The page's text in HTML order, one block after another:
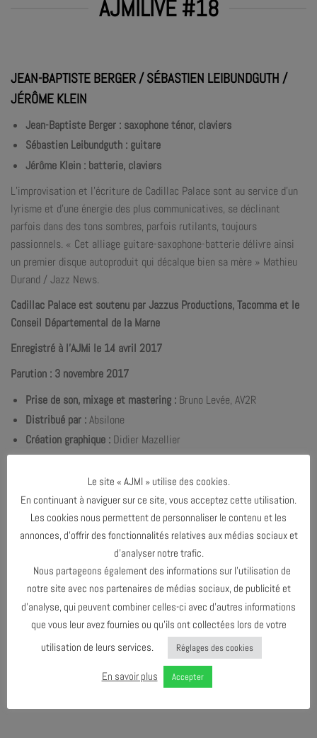
AJMILIVE #18
JEAN-BAPTISTE BERGER / SÉBASTIEN LEIBUNDGUTH /
JÉRÔME KLEIN
Jean-Baptiste Berger : saxophone ténor, claviers
Sébastien Leibundguth : guitare
Jérôme Klein : batterie, claviers
L’improvisation et l’écriture de Cadillac Palace sont au service d’un
lyrisme et d’une énergie des plus communicatives, se déclinant
parfois dans des tons sombres, parfois rutilants, toujours
passionnels. « Cet alliage guitare-saxophone-batterie délivre ainsi
un premier disque autoproduit qui décalque bien sa mère » Mathieu
Durand / Jazz News.
Cadillac Palace est soutenu par Jazzus Productions, Tacomma et le
Conseil Départemental de la Marne
Enregistré à l’AJMi le 14 avril 2017
Parution : 3 novembre 2017
Prise de son, mixage et mastering :Bruno Levée, AV2R
Distribué par :Absilone
Création graphique :Didier Mazellier
Le site « AJMI » utilise des cookies.
En continuant à naviguer sur ce site, vous acceptez cette utilisation.
Les cookies nous permettent de personnaliser le contenu et les
annonces, d’offrir des fonctionnalités relatives aux médias sociaux et
d’analyser notre trafic.
Nous partageons également des informations sur l’utilisation de
notre site avec nos partenaires de médias sociaux, de publicité et
d’analyse, qui peuvent combiner celles-ci avec d’autres informations
que vous leur avez fournies ou qu’ils ont collectées lors de votre
utilisation de leurs services.
Réglages des cookies
En savoir plus Accepter